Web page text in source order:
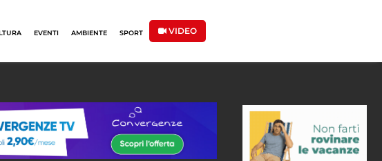
EVENTI AMBIENTE SPORT VIDEO